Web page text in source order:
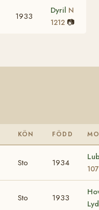
1933
Dyril N
1212 📷
KÖN FÖDD
Sto 1934
Sto 1933